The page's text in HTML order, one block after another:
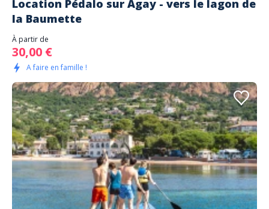
Location Pédalo sur Agay - vers le lagon de
la Baumette
À partir de
30,00 €
A faire en famille !